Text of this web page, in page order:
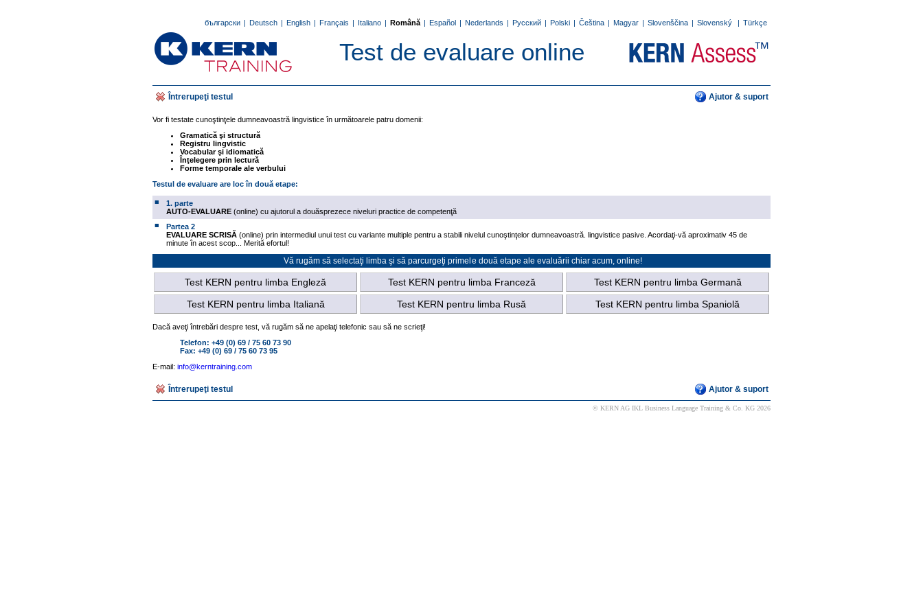
български | Deutsch | English | Français | Italiano | Română | Español | Nederlands | Русский | Polski | Čeština | Magyar | Slovenščina | Slovenský | Türkçe
Test de evaluare online
Întrerupeţi testul Ajutor & suport
Vor fi testate cunoştinţele dumneavoastră lingvistice în următoarele patru domenii:
Gramatică şi structură
Registru lingvistic
Vocabular şi idiomatică
Înţelegere prin lectură
Forme temporale ale verbului
Testul de evaluare are loc în două etape:
■
1. parte
AUTO-EVALUARE (online) cu ajutorul a douăsprezece niveluri practice de competenţă
■
Partea 2
EVALUARE SCRISĂ (online) prin intermediul unui test cu variante multiple pentru a stabili nivelul cunoştinţelor dumneavoastră. lingvistice pasive. Acordaţi-vă aproximativ 45 de
minute în acest scop... Merită efortul!
Vă rugăm să selectaţi limba şi să parcurgeţi primele două etape ale evaluării chiar acum, online!
Test KERN pentru limba Engleză Test KERN pentru limba Franceză
Test KERN pentru limba Germană
Test KERN pentru limba Italiană
Test KERN pentru limba Rusă Test KERN pentru limba Spaniolă
Dacă aveţi întrebări despre test, vă rugăm să ne apelaţi telefonic sau să ne scrieţi!
Telefon: +49 (0) 69 / 75 60 73 90
Fax: +49 (0) 69 / 75 60 73 95
E-mail: info@kerntraining.com
Întrerupeţi testul Ajutor & suport
© KERN AG IKL Business Language Training & Co. KG 2026